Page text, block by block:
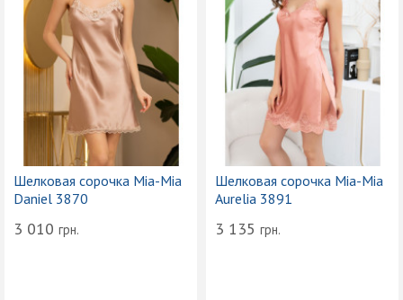
Шелковая сорочка Mia-Mia
Daniel 3870
3 010 грн.
Шелковая сорочка Mia-Mia
Aurelia 3891
3 135 грн.